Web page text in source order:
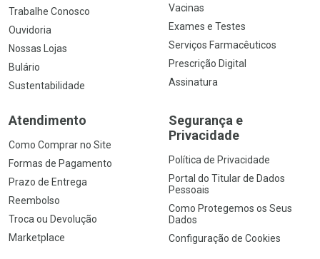
Trabalhe Conosco
Ouvidoria
Nossas Lojas
Bulário
Sustentabilidade
Vacinas
Exames e Testes
Serviços Farmacêuticos
Prescrição Digital
Assinatura
Atendimento
Como Comprar no Site
Formas de Pagamento
Prazo de Entrega
Reembolso
Troca ou Devolução
Marketplace
Segurança e
Privacidade
Política de Privacidade
Portal do Titular de Dados
Pessoais
Como Protegemos os Seus
Dados
Configuração de Cookies